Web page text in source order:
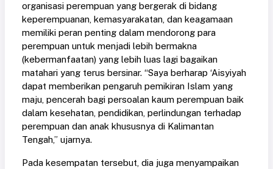
organisasi perempuan yang bergerak di bidang
keperempuanan, kemasyarakatan, dan keagamaan
memiliki peran penting dalam mendorong para
perempuan untuk menjadi lebih bermakna
(kebermanfaatan) yang lebih luas lagi bagaikan
matahari yang terus bersinar. “Saya berharap ‘Aisyiyah
dapat memberikan pengaruh pemikiran Islam yang
maju, pencerah bagi persoalan kaum perempuan baik
dalam kesehatan, pendidikan, perlindungan terhadap
perempuan dan anak khususnya di Kalimantan
Tengah,” ujarnya.
Pada kesempatan tersebut, dia juga menyampaikan